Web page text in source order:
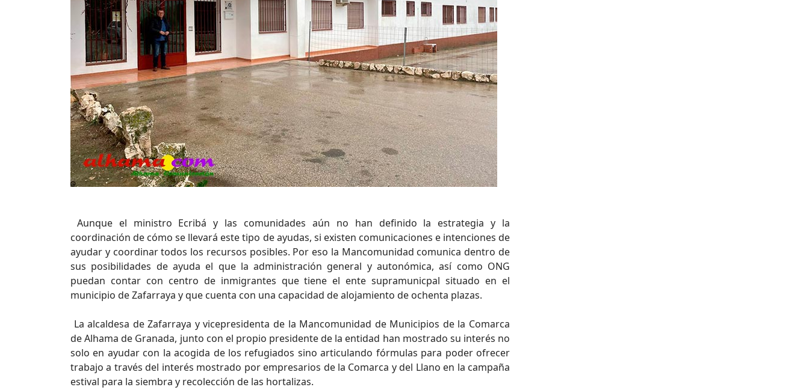
Aunque el ministro Ecribá y las comunidades aún no han definido la estrategia y la
coordinación de cómo se llevará este tipo de ayudas, si existen comunicaciones e intenciones de
ayudar y coordinar todos los recursos posibles. Por eso la Mancomunidad comunica dentro de
sus posibilidades de ayuda el que la administración general y autonómica, así como ONG
puedan contar con centro de inmigrantes que tiene el ente supramunicpal situado en el
municipio de Zafarraya y que cuenta con una capacidad de alojamiento de ochenta plazas.
La alcaldesa de Zafarraya y vicepresidenta de la Mancomunidad de Municipios de la Comarca
de Alhama de Granada, junto con el propio presidente de la entidad han mostrado su interés no
solo en ayudar con la acogida de los refugiados sino articulando fórmulas para poder ofrecer
trabajo a través del interés mostrado por empresarios de la Comarca y del Llano en la campaña
estival para la siembra y recolección de las hortalizas.